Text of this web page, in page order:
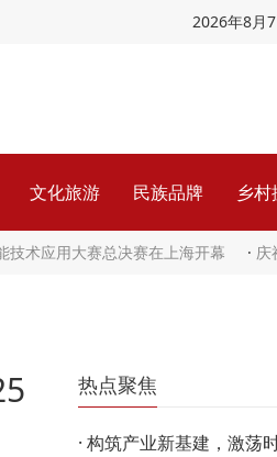
2026年8月
文化旅游 民族品牌 乡
技术应用大赛总决赛在上海开幕 · 庆祝中
热点聚焦
· 构筑产业新基建，激荡